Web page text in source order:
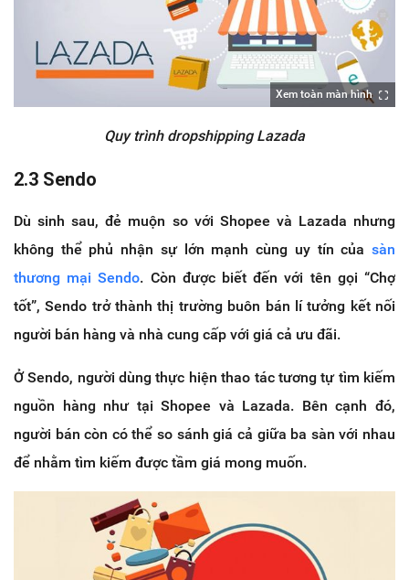
Xem toàn màn hình
Quy trình dropshipping Lazada
2.3 Sendo
Dù sinh sau, đẻ muộn so với Shopee và Lazada nhưng
không thể phủ nhận sự lớn mạnh cùng uy tín của sàn
thương mại Sendo. Còn được biết đến với tên gọi “Chợ
tốt”, Sendo trở thành thị trường buôn bán lí tưởng kết nối
người bán hàng và nhà cung cấp với giá cả ưu đãi.
Ở Sendo, người dùng thực hiện thao tác tương tự tìm kiếm
nguồn hàng như tại Shopee và Lazada. Bên cạnh đó,
người bán còn có thể so sánh giá cả giữa ba sàn với nhau
để nhằm tìm kiếm được tầm giá mong muốn.